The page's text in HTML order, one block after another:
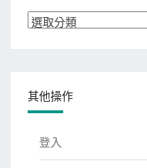
分
其他操作
登入